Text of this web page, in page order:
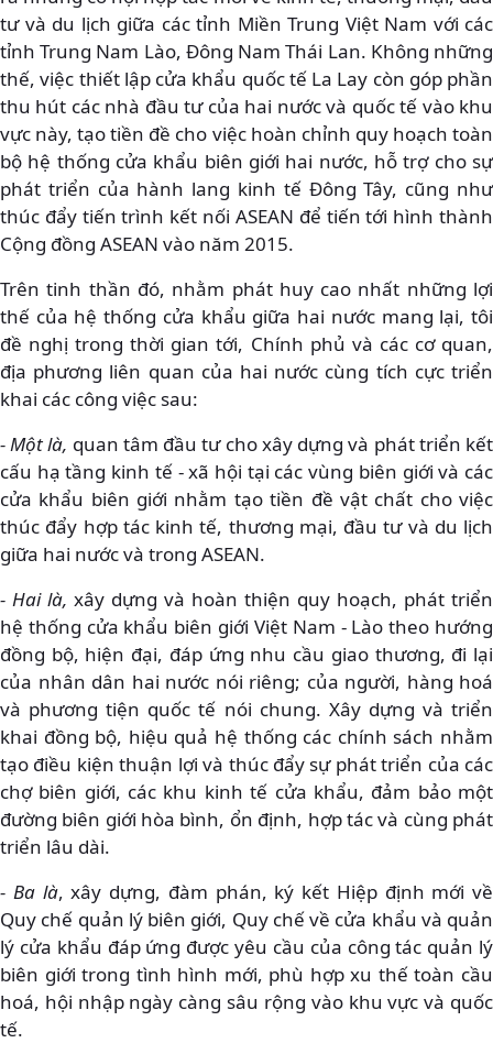
tư và du lịch giữa các tỉnh Miền Trung Việt Nam với các
tỉnh Trung Nam Lào, Đông Nam Thái Lan. Không những
thế, việc thiết lập cửa khẩu quốc tế La Lay còn góp phần
thu hút các nhà đầu tư của hai nước và quốc tế vào khu
vực này, tạo tiền đề cho việc hoàn chỉnh quy hoạch toàn
bộ hệ thống cửa khẩu biên giới hai nước, hỗ trợ cho sự
phát triển của hành lang kinh tế Đông Tây, cũng như
thúc đẩy tiến trình kết nối ASEAN để tiến tới hình thành
Cộng đồng ASEAN vào năm 2015.
Trên tinh thần đó, nhằm phát huy cao nhất những lợi
thế của hệ thống cửa khẩu giữa hai nước mang lại, tôi
đề nghị trong thời gian tới, Chính phủ và các cơ quan,
địa phương liên quan của hai nước cùng tích cực triển
khai các công việc sau:
- Một là, quan tâm đầu tư cho xây dựng và phát triển kết
cấu hạ tầng kinh tế - xã hội tại các vùng biên giới và các
cửa khẩu biên giới nhằm tạo tiền đề vật chất cho việc
thúc đẩy hợp tác kinh tế, thương mại, đầu tư và du lịch
giữa hai nước và trong ASEAN.
- Hai là, xây dựng và hoàn thiện quy hoạch, phát triển
hệ thống cửa khẩu biên giới Việt Nam - Lào theo hướng
đồng bộ, hiện đại, đáp ứng nhu cầu giao thương, đi lại
của nhân dân hai nước nói riêng; của người, hàng hoá
và phương tiện quốc tế nói chung. Xây dựng và triển
khai đồng bộ, hiệu quả hệ thống các chính sách nhằm
tạo điều kiện thuận lợi và thúc đẩy sự phát triển của các
chợ biên giới, các khu kinh tế cửa khẩu, đảm bảo một
đường biên giới hòa bình, ổn định, hợp tác và cùng phát
triển lâu dài.
- Ba là, xây dựng, đàm phán, ký kết Hiệp định mới về
Quy chế quản lý biên giới, Quy chế về cửa khẩu và quản
lý cửa khẩu đáp ứng được yêu cầu của công tác quản lý
biên giới trong tình hình mới, phù hợp xu thế toàn cầu
hoá, hội nhập ngày càng sâu rộng vào khu vực và quốc
tế.